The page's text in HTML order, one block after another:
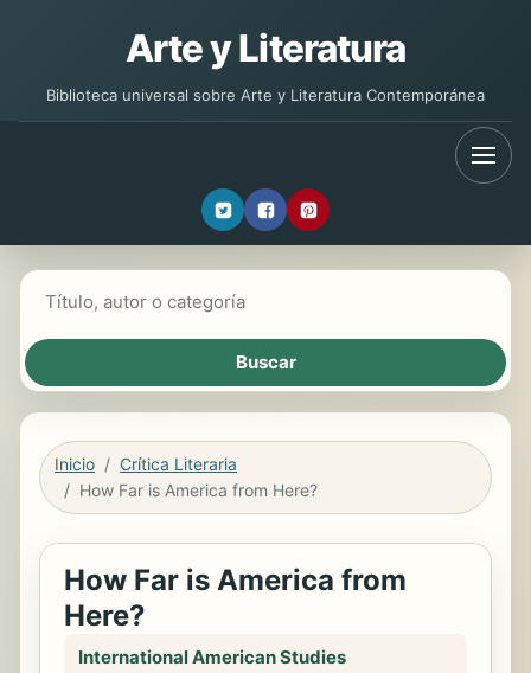
Arte y Literatura
Biblioteca universal sobre Arte y Literatura Contemporánea
Inicio
Crítica Literaria
How Far is America from Here?
How Far is America from
Here?
International American Studies